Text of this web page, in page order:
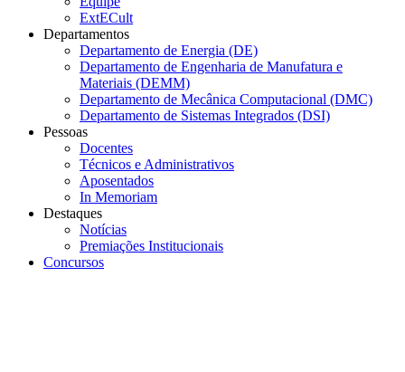
ExtECult
Departamentos
Departamento de Energia (DE)
Departamento de Engenharia de Manufatura e
Materiais (DEMM)
Departamento de Mecânica Computacional (DMC)
Departamento de Sistemas Integrados (DSI)
Pessoas
Docentes
Técnicos e Administrativos
Aposentados
In Memoriam
Destaques
Notícias
Premiações Institucionais
Concursos